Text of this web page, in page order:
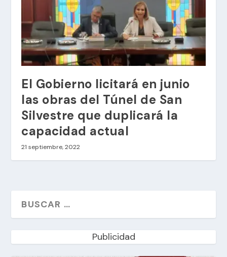
El Gobierno licitará en junio
las obras del Túnel de San
Silvestre que duplicará la
capacidad actual
21 septiembre, 2022
Publicidad